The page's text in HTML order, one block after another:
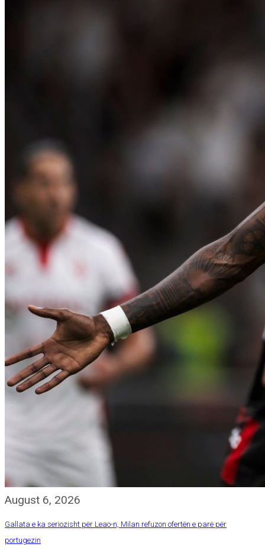
August 6, 2026
Gallata e ka seriozisht për Leao-n, Milan refuzon ofertën e parë për
portugezin